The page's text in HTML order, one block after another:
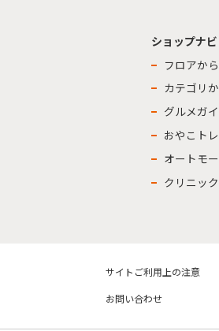
ショップナビ
フロアか
カテゴリ
グルメガ
おやこト
オートモ
クリニッ
サイトご利用上の注意
お問い合わせ